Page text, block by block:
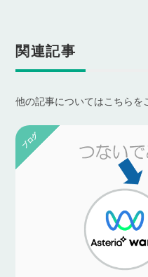
関連記事
他の記事についてはこちらを